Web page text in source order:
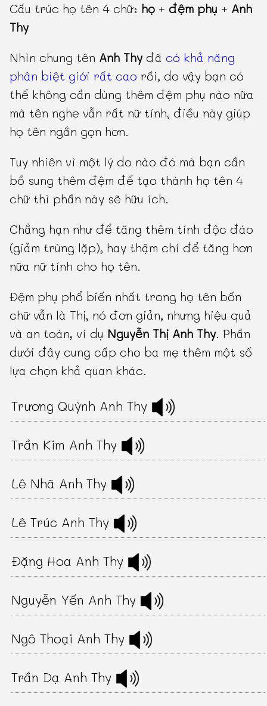
Cấu trúc họ tên 4 chữ: họ +đệm phụ + Anh
Thy
Nhìn chung tên Anh Thy đã có khả năng
phân biệt giới rất cao rồi, do vậy bạn có
thể không cần dùng thêm đệm phụ nào nữa
mà tên nghe vẫn rất nữ tính, điều này giúp
họ tên ngắn gọn hơn.
Tuy nhiên vì một lý do nào đó mà bạn cần
bổ sung thêm đệm để tạo thành họ tên 4
chữ thì phần này sẽ hữu ích.
Chẳng hạn như để tăng thêm tính độc đáo
(giảm trùng lặp), hay thậm chí để tăng hơn
nữa nữ tính cho họ tên.
Đệm phụ phổ biến nhất trong họ tên bốn
chữ vẫn là Thị, nó đơn giản, nhưng hiệu quả
và an toàn, ví dụ Nguyễn Thị Anh Thy. Phần
dưới đây cung cấp cho ba mẹ thêm một số
lựa chọn khả quan khác.
Trương Quỳnh Anh Thy
Trần Kim Anh Thy
Lê Nhã Anh Thy
Lê Trúc Anh Thy
Đặng Hoa Anh Thy
Nguyễn Yến Anh Thy
Ngô Thoại Anh Thy
Trần Dạ Anh Thy